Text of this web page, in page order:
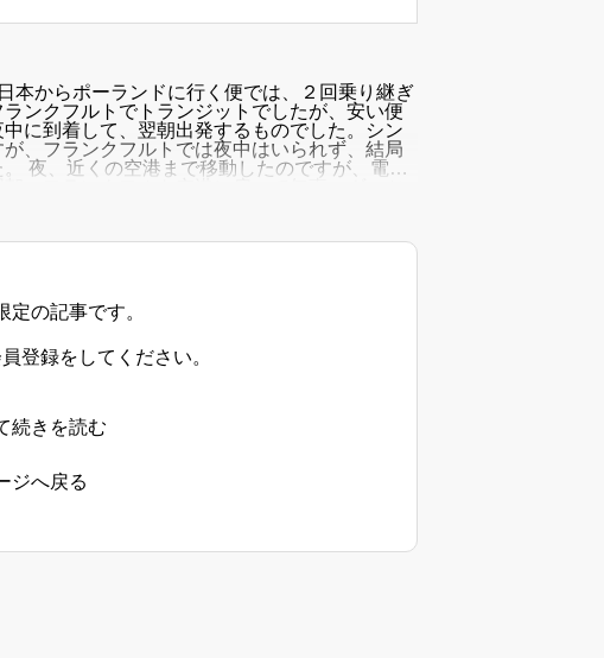
本からポーランドに行く便では、２回乗り継ぎ
ンクフルトでトランジットでしたが、安い便
に到着して、翌朝出発するものでした。シン
、フランクフルトでは夜中はいられず、結局
夜、近くの空港まで移動したのですが、電車
定の記事です。
登録をしてください。
続きを読む
ジへ戻る